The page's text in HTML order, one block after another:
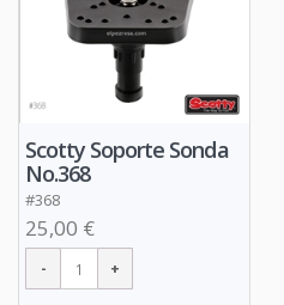
Scotty Soporte Sonda
No.368
#368
25,00 €